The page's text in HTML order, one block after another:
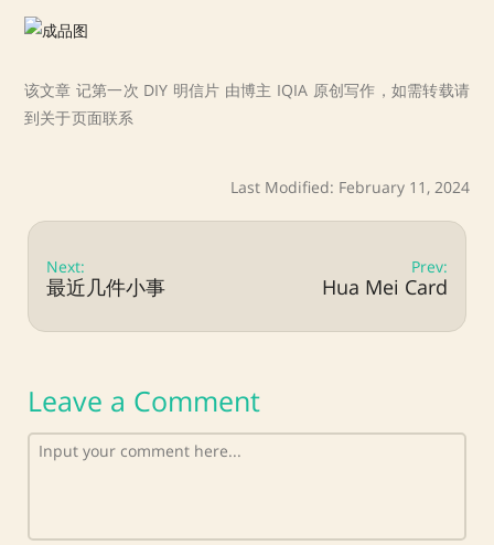
该文章 记第一次 DIY 明信片 由博主 IQIA 原创写作，如需转载请
到关于页面联系
Last Modified: February 11, 2024
Next:
最近几件小事
Prev:
Hua Mei Card
Leave a Comment